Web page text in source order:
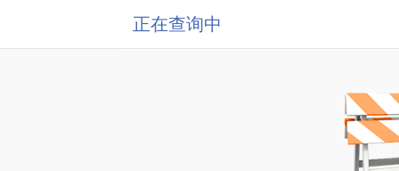
正在查询中